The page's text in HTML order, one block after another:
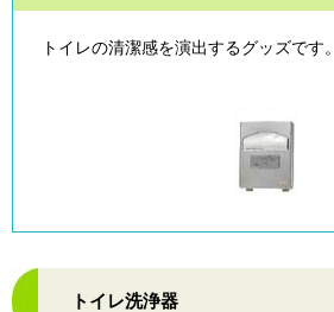
トイレの清潔感を演出するグッズです。
トイレ洗浄器